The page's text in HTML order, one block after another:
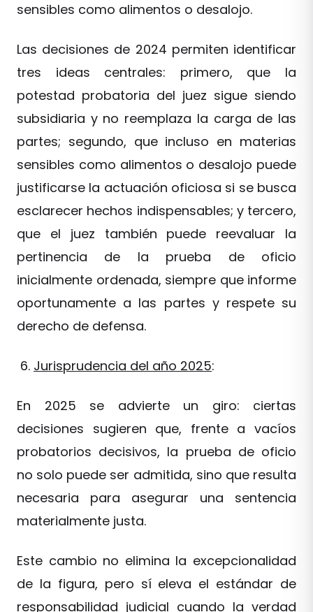
sensibles como alimentos o desalojo.
Las decisiones de 2024 permiten identificar
tres ideas centrales: primero, que la
potestad probatoria del juez sigue siendo
subsidiaria y no reemplaza la carga de las
partes; segundo, que incluso en materias
sensibles como alimentos o desalojo puede
justificarse la actuación oficiosa si se busca
esclarecer hechos indispensables; y tercero,
que el juez también puede reevaluar la
pertinencia de la prueba de oficio
inicialmente ordenada, siempre que informe
oportunamente a las partes y respete su
derecho de defensa.
Jurisprudencia del año 2025:
En 2025 se advierte un giro: ciertas
decisiones sugieren que, frente a vacíos
probatorios decisivos, la prueba de oficio
no solo puede ser admitida, sino que resulta
necesaria para asegurar una sentencia
materialmente justa.
Este cambio no elimina la excepcionalidad
de la figura, pero sí eleva el estándar de
responsabilidad judicial cuando la verdad